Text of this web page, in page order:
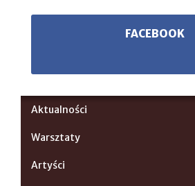
FACEBOOK
Aktualności
Warsztaty
Artyści